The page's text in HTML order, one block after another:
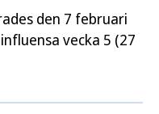
den 7 februari
vecka 5 (27